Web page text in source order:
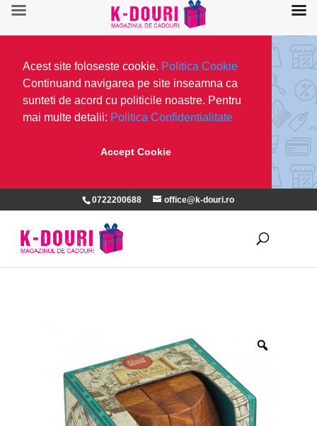
Acest site foloseste cookie. Politica Cookie
Continuand navigarea pe site inseamna ca
sunteti de acord cu politicile noastre. Pentru
mai multe detalii: Politica Confidentialitate
Accept Cookie
0722200688 office@k-douri.ro